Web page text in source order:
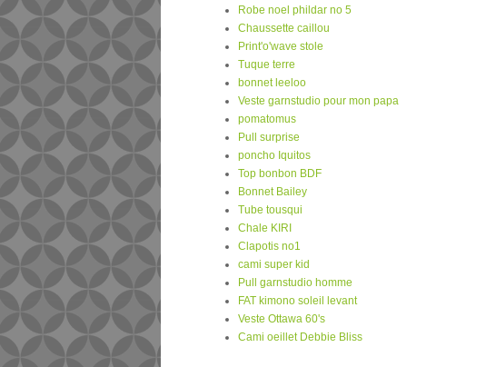
Robe noel phildar no 5
Chaussette caillou
Print'o'wave stole
Tuque terre
bonnet leeloo
Veste garnstudio pour mon papa
pomatomus
Pull surprise
poncho Iquitos
Top bonbon BDF
Bonnet Bailey
Tube tousqui
Chale KIRI
Clapotis no1
cami super kid
Pull garnstudio homme
FAT kimono soleil levant
Veste Ottawa 60's
Cami oeillet Debbie Bliss